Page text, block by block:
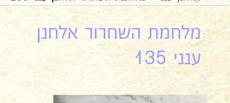
מלחמת השחרור אלחנן
ענני 135